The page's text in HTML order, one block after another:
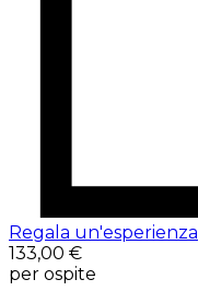
Regala un'esperienza
133,00 €
per ospite